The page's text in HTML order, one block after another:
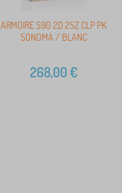
ARMOIRE S90 2D 2SZ CLP PK
SONOMA / BLANC
268,00€